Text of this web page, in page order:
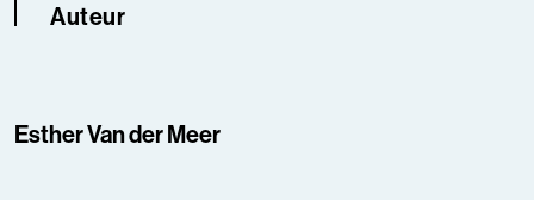
Auteur
Esther Van der Meer